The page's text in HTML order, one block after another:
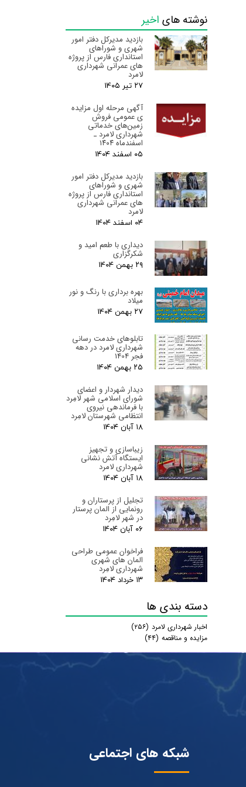
نوشته های اخیر
بازدید مدیرکل دفتر امور
شهری و شوراهای
استانداری فارس از پروژه
های عمرانی شهرداری
لامرد
۲۷ تیر ۰۵
آگهی مرحله اول مزایده
ی عمومی فروش
زمین‌های خدماتی
شهرداری لامرد ـ
اسفندماه ۱۴۰۴
۰۵ اسفند ۰۴
بازدید مدیرکل دفتر امور
شهری و شوراهای
استانداری فارس از پروژه
های عمرانی شهرداری
لامرد
۰۴ اسفند ۰۴
دیداری با طعم امید و
شکرگزاری
۲۹ بهمن ۰۴
بهره برداری با رنگ و نور
میلاد
۲۷ بهمن ۰۴
تابلوهای خدمت رسانی
شهرداری لامرد در دهه
فجر 1404
۲۵ بهمن ۰۴
دیدار شهردار و اعضای
شورای اسلامی شهر لامِرد
با فرماندهی نیروی
انتظامی شهرستان لامِرد
۱۸ آبان ۰۴
زیباسازی و تجهیز
ایستگاه آتش نشانی
شهرداری لامرد
۱۸ آبان ۰۴
تجلیل از پرستاران و
رونمایی از المان پرستار
در شهر لامِرد
۰۶ آبان ۰۴
فراخوان عمومی طراحی
المان های شهری
شهرداری لامِرد
۱۳ خرداد ۰۴
دسته بندی ها
اخبار شهرداری لامرد (۲۵۶)
مزایده و مناقصه (۴۴)
شبکه های اجتماعی